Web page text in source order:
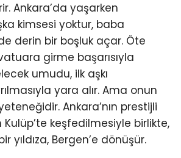
Ankara’da yaşarken
kimsesi yoktur, baba
derin bir boşluk açar. Öte
girme başarısıyla
umudu, ilk aşkı
yara alır. Ama onun
Ankara’nın prestijli
Kulüp’te keşfedilmesiyle birlikte,
yıldıza, Bergen’e dönüşür.